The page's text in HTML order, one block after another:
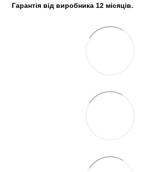
Гарантія від виробника 12 місяців.